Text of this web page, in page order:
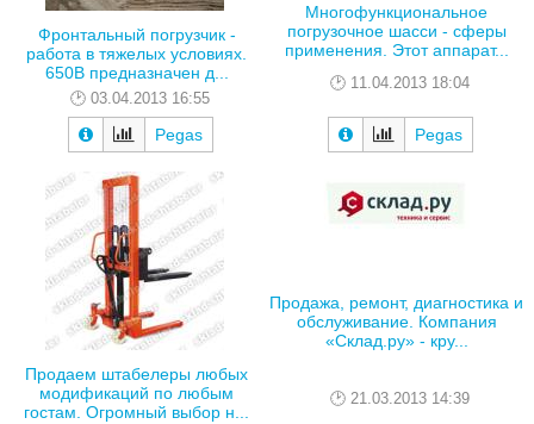
Фронтальный погрузчик -
работа в тяжелых условиях.
650B предназначен д...
03.04.2013 16:55
Pegas
Многофункциональное
погрузочное шасси - сферы
применения. Этот аппарат...
11.04.2013 18:04
Pegas
Продаем штабелеры любых
модификаций по любым
гостам. Огромный выбор н...
Продажа, ремонт, диагностика и
обслуживание. Компания
«Склад.ру» - кру...
21.03.2013 14:39